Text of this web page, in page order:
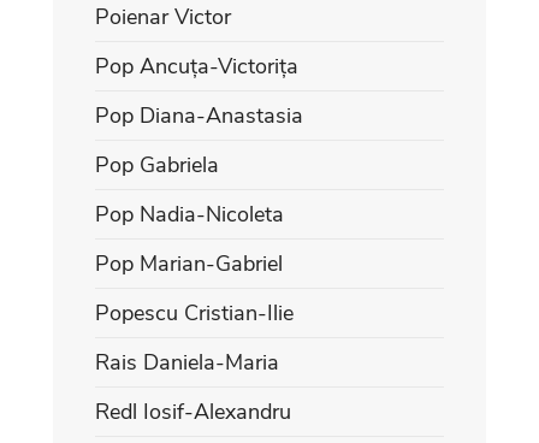
Poienar Victor
Pop Ancuța-Victorița
Pop Diana-Anastasia
Pop Gabriela
Pop Nadia-Nicoleta
Pop Marian-Gabriel
Popescu Cristian-Ilie
Rais Daniela-Maria
Redl Iosif-Alexandru